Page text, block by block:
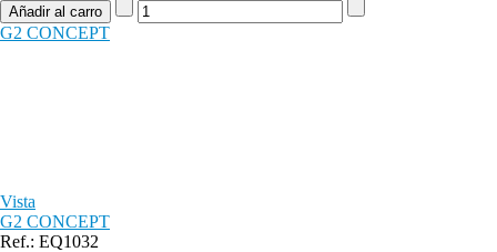
G2 CONCEPT
Vista
G2 CONCEPT
Ref.: EQ1032